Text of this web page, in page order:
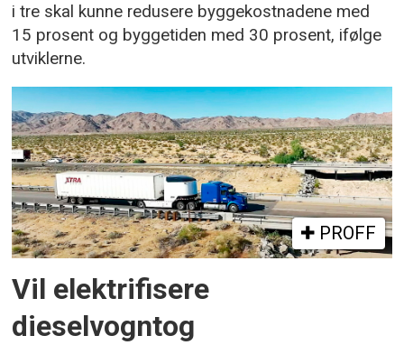
i tre skal kunne redusere byggekostnadene med
15 prosent og byggetiden med 30 prosent, ifølge
utviklerne.
PROFF
Vil elektrifisere
dieselvogntog